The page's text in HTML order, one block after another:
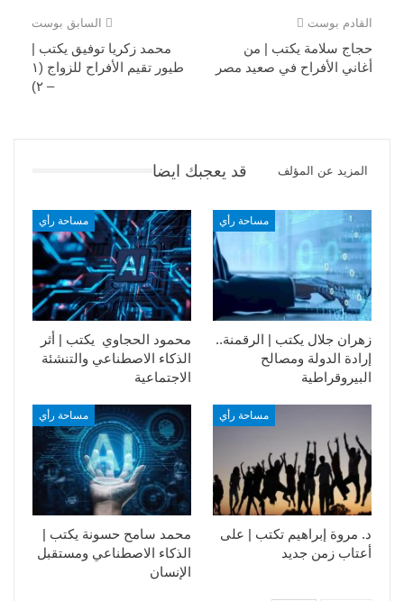
السابق بوست
محمد زكريا توفيق يكتب |
طيور تقيم الأفراح للزواج (١
– ٢)
القادم بوست
حجاج سلامة يكتب | من
أغاني الأفراح في صعيد مصر
قد يعجبك ايضا المزيد عن المؤلف
مساحة رأي
محمود الحجاوي يكتب | أثر
الذكاء الاصطناعي والتنشئة
الاجتماعية
مساحة رأي
زهران جلال يكتب | الرقمنة..
إرادة الدولة ومصالح
البيروقراطية
مساحة رأي
محمد سامح حسونة يكتب |
الذكاء الاصطناعي ومستقبل
الإنسان
مساحة رأي
د. مروة إبراهيم تكتب | على
أعتاب زمن جديد